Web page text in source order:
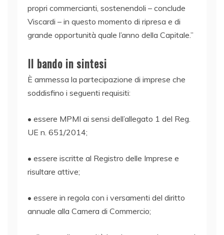
propri commercianti, sostenendoli – conclude
Viscardi – in questo momento di ripresa e di
grande opportunità quale l’anno della Capitale.”
Il bando in sintesi
È ammessa la partecipazione di imprese che
soddisfino i seguenti requisiti:
• essere MPMI ai sensi dell’allegato 1 del Reg.
UE n. 651/2014;
• essere iscritte al Registro delle Imprese e
risultare attive;
• essere in regola con i versamenti del diritto
annuale alla Camera di Commercio;